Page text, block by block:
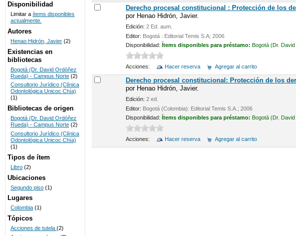
BIBLIOTECAS
UNICOC
Derecho procesal constitucional : Protección de los
por Henao Hidrón, Javier.
Edición: 2 Ed. aum.
Editor: Bogotá : Editorial Temis S.A; 2006
Disponibilidad: Ítems disponibles para préstamo: Bogotá (Dr.
Acciones: Hacer reserva Agregar al carrito
Derecho procesal constitucional: Protección de los
por Henao Hidrón, Javier.
Edición: 2 ed.
Editor: Bogotá (Colombia): Editorial Temis S.A.; 2006
Disponibilidad: Ítems disponibles para préstamo: Bogotá (Dr.
Acciones: Hacer reserva Agregar al carrito
Disponibilidad
Limitar a ítems disponibles
actualmente.
Autores
Henao Hidrón, Javier (2)
Existencias en
bibliotecas
Bogotá (Dr. David Ordóñez
Rueda) - Campus Norte (2)
Consultorio Jurídico (Clínica
Odontológica Unicoc Chía)
(1)
Bibliotecas de origen
Bogotá (Dr. David Ordóñez
Rueda) - Campus Norte (2)
Consultorio Jurídico (Clínica
Odontológica Unicoc Chía)
(1)
Tipos de ítem
Libro (2)
Ubicaciones
Segundo piso (1)
Lugares
Colombia (1)
Tópicos
Acciones de tutela (2)